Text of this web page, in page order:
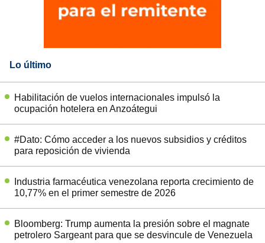
Lo último
Habilitación de vuelos internacionales impulsó la
ocupación hotelera en Anzoátegui
#Dato: Cómo acceder a los nuevos subsidios y créditos
para reposición de vivienda
Industria farmacéutica venezolana reporta crecimiento de
10,77% en el primer semestre de 2026
Bloomberg: Trump aumenta la presión sobre el magnate
petrolero Sargeant para que se desvincule de Venezuela